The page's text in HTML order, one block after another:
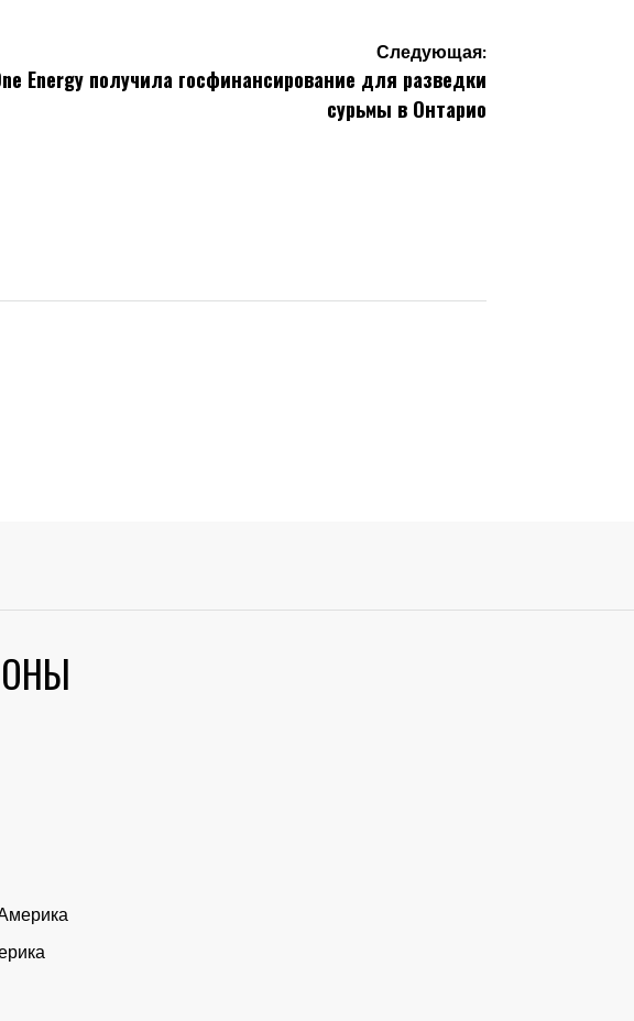
Следующая:
Energy получила госфинансирование для разведки
сурьмы в Онтарио